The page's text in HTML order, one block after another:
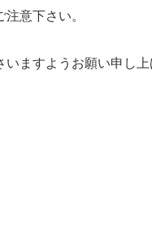
意下さい。
ますようお願い申し上